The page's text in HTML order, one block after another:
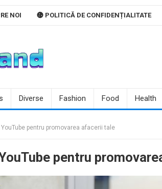
NOI POLITICĂ DE CONFIDENȚIALITATE
Diverse Fashion Food Health
pentru promovarea afacerii tale
pentru